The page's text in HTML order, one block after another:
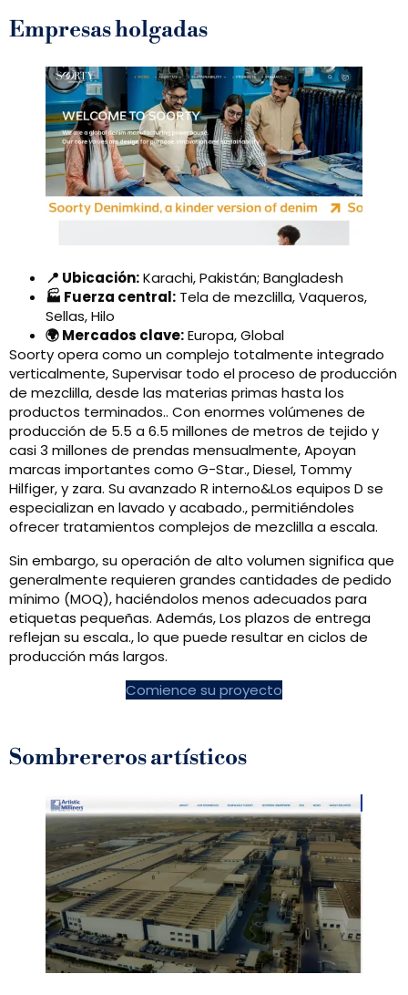
Empresas holgadas
📍 Ubicación:Karachi, Pakistán; Bangladesh
🏭 Fuerza central: Tela de mezclilla, Vaqueros,
Sellas, Hilo
🌍 Mercados clave:Europa, Global
Soorty opera como un complejo totalmente integrado
verticalmente, Supervisar todo el proceso de producción
de mezclilla, desde las materias primas hasta los
productos terminados.. Con enormes volúmenes de
producción de 5.5 a 6.5 millones de metros de tejido y
casi 3 millones de prendas mensualmente, Apoyan
marcas importantes como G-Star., Diesel, Tommy
Hilfiger, y zara. Su avanzado R interno&Los equipos D se
especializan en lavado y acabado., permitiéndoles
ofrecer tratamientos complejos de mezclilla a escala.
Sin embargo, su operación de alto volumen significa que
generalmente requieren grandes cantidades de pedido
mínimo (MOQ), haciéndolos menos adecuados para
etiquetas pequeñas. Además, Los plazos de entrega
reflejan su escala., lo que puede resultar en ciclos de
producción más largos.
Comience su proyecto
Sombrereros artísticos